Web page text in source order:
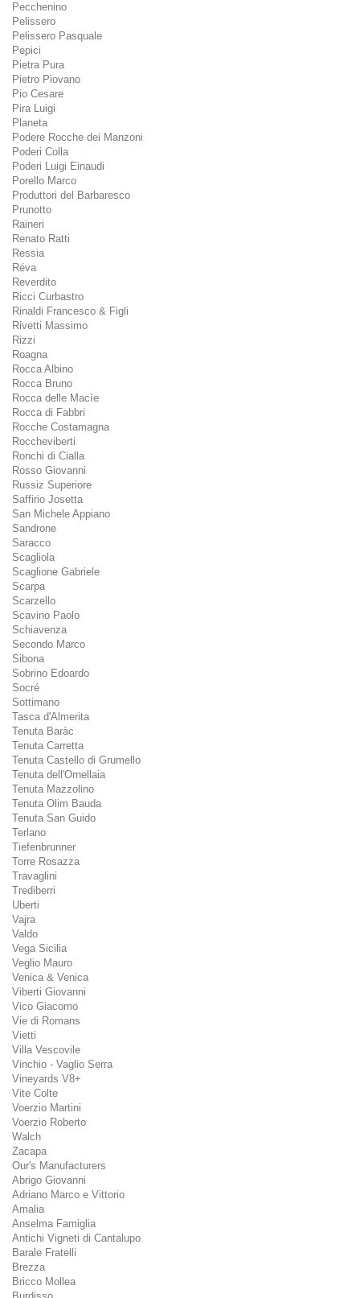
Pecchenino
Pelissero
Pelissero Pasquale
Pepici
Pietra Pura
Pietro Piovano
Pio Cesare
Pira Luigi
Planeta
Podere Rocche dei Manzoni
Poderi Colla
Poderi Luigi Einaudi
Porello Marco
Produttori del Barbaresco
Prunotto
Raineri
Renato Ratti
Ressia
Réva
Reverdito
Ricci Curbastro
Rinaldi Francesco & Figli
Rivetti Massimo
Rizzi
Roagna
Rocca Albino
Rocca Bruno
Rocca delle Macìe
Rocca di Fabbri
Rocche Costamagna
Roccheviberti
Ronchi di Cialla
Rosso Giovanni
Russiz Superiore
Saffirio Josetta
San Michele Appiano
Sandrone
Saracco
Scagliola
Scaglione Gabriele
Scarpa
Scarzello
Scavino Paolo
Schiavenza
Secondo Marco
Sibona
Sobrino Edoardo
Socré
Sottimano
Tasca d'Almerita
Tenuta Baràc
Tenuta Carretta
Tenuta Castello di Grumello
Tenuta dell'Ornellaia
Tenuta Mazzolino
Tenuta Olim Bauda
Tenuta San Guido
Terlano
Tiefenbrunner
Torre Rosazza
Travaglini
Trediberri
Uberti
Vajra
Valdo
Vega Sicilia
Veglio Mauro
Venica & Venica
Viberti Giovanni
Vico Giacomo
Vie di Romans
Vietti
Villa Vescovile
Vinchio - Vaglio Serra
Vineyards V8+
Vite Colte
Voerzio Martini
Voerzio Roberto
Walch
Zacapa
Our's Manufacturers
Abrigo Giovanni
Adriano Marco e Vittorio
Amalia
Anselma Famiglia
Antichi Vigneti di Cantalupo
Barale Fratelli
Brezza
Bricco Mollea